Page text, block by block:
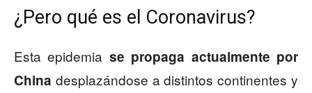
¿Pero qué es el Coronavirus?
Esta epidemia se propaga actualmente por
China desplazándose a distintos continentes y